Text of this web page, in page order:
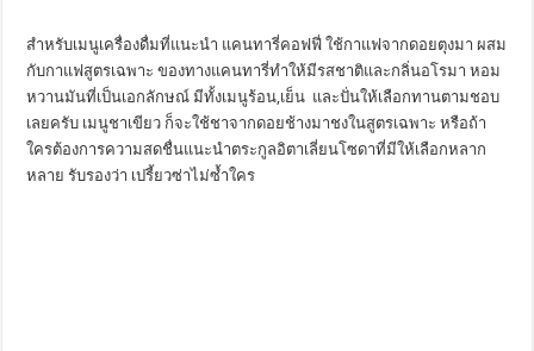
สำหรับเมนูเครื่องดื่มที่แนะนำ แคนทารี่คอฟฟี่ ใช้กาแฟจากดอยตุงมา ผสม
กับกาแฟสูตรเฉพาะ ของทางแคนทารี่ทำให้มีรสชาติและกลิ่นอโรมา หอม
หวานมันที่เป็นเอกลักษณ์ มีทั้งเมนูร้อน,เย็น และปั่นให้เลือกทานตามชอบ
เลยครับ เมนูชาเขียว ก็จะใช้ชาจากดอยช้างมาชงในสูตรเฉพาะ หรือถ้า
ใครต้องการความสดชื่นแนะนำตระกูลอิตาเลี่ยนโซดาที่มีให้เลือกหลาก
หลาย รับรองว่า เปรี้ยวซ่าไม่ซ้ำใคร